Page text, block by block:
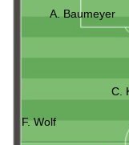
A. Baumeyer
C.
F. Wolf